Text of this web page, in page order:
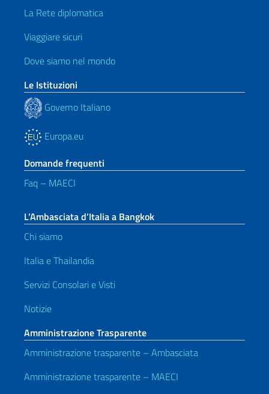
La Rete diplomatica
Viaggiare sicuri
Dove siamo nel mondo
Le Istituzioni
Governo Italiano
Europa.eu
Domande frequenti
Faq – MAECI
L’Ambasciata d’Italia a Bangkok
Chi siamo
Italia e Thailandia
Servizi Consolari e Visti
Notizie
Amministrazione Trasparente
Amministrazione trasparente – Ambasciata
Amministrazione trasparente – MAECI